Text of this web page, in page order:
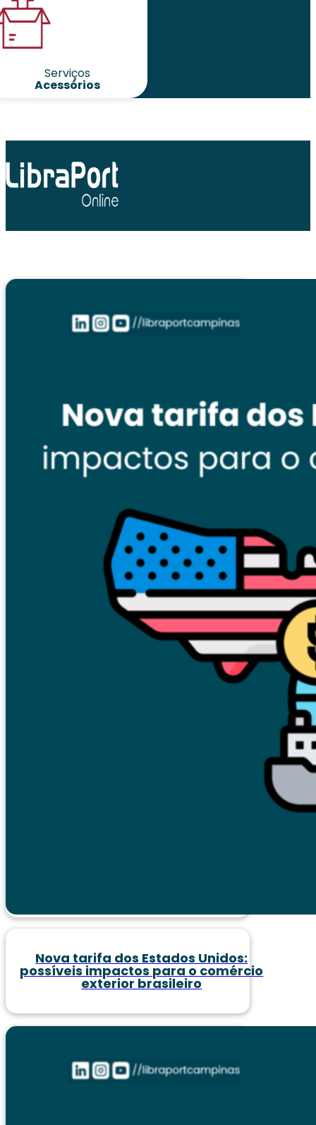
Serviços
Acessórios
Nova tarifa dos Estados Unidos:
possíveis impactos para o comércio
exterior brasileiro